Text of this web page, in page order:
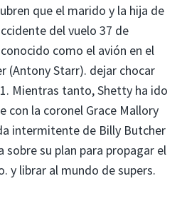
que el marido y la hija de
del vuelo 37 de
como el avión en el
(Antony Starr). dejar chocar
Mientras tanto, Shetty ha ido
con la coronel Grace Mallory
intermitente de Billy Butcher
sobre su plan para propagar el
y librar al mundo de supers.